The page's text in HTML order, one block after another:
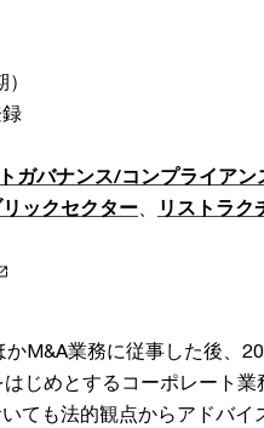
ガバナンス/コンプライアン
ックセクター
リストラク
M&A業務に従事した後、
じめとするコーポレート業
ても法的観点からアドバイ